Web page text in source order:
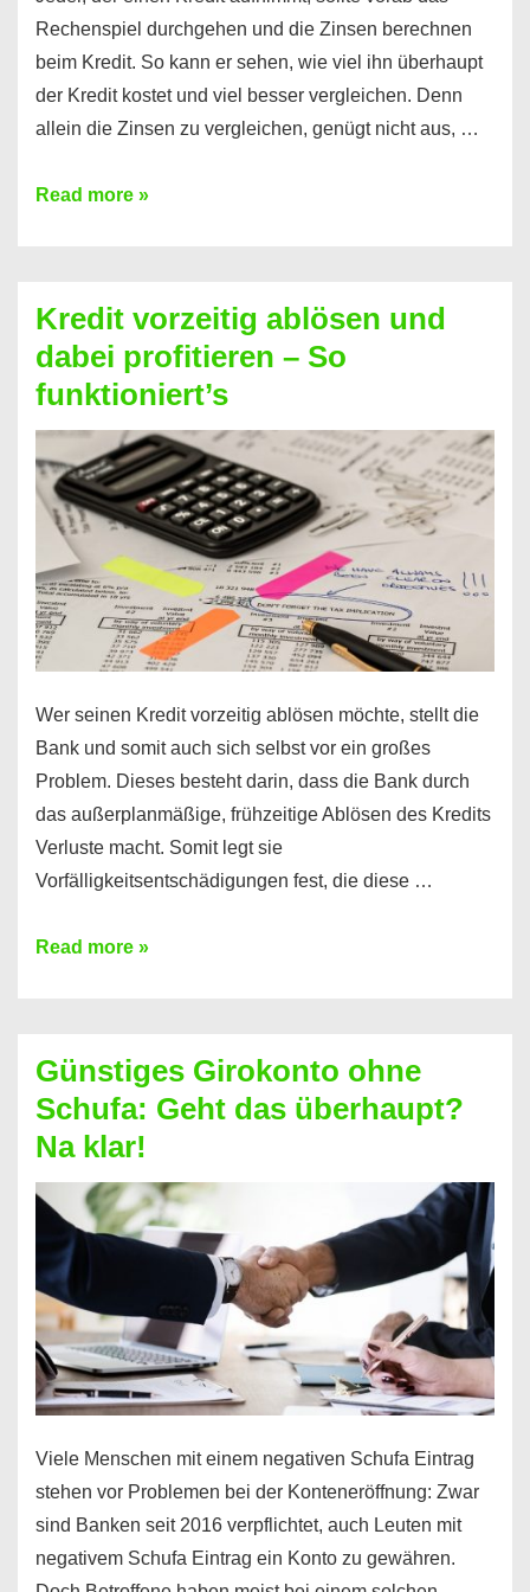
Rechenspiel durchgehen und die Zinsen berechnen
beim Kredit. So kann er sehen, wie viel ihn überhaupt
der Kredit kostet und viel besser vergleichen. Denn
allein die Zinsen zu vergleichen, genügt nicht aus, …
Ganz
Kredit
berechnen
–
Mit
diesen
Regeln!
Read more »
Kredit vorzeitig ablösen und
dabei profitieren – So
funktioniert’s
Wer seinen Kredit vorzeitig ablösen möchte, stellt die
Bank und somit auch sich selbst vor ein großes
Problem. Dieses besteht darin, dass die Bank durch
das außerplanmäßige, frühzeitige Ablösen des Kredits
Verluste macht. Somit legt sie
Vorfälligkeitsentschädigungen fest, die diese …
Kredit
dabei
profitieren
–
So
funktioniert’s
Read more »
Günstiges Girokonto ohne
Schufa: Geht das überhaupt?
Na klar!
Viele Menschen mit einem negativen Schufa Eintrag
stehen vor Problemen bei der Konteneröffnung: Zwar
sind Banken seit 2016 verpflichtet, auch Leuten mit
negativem Schufa Eintrag ein Konto zu gewähren.